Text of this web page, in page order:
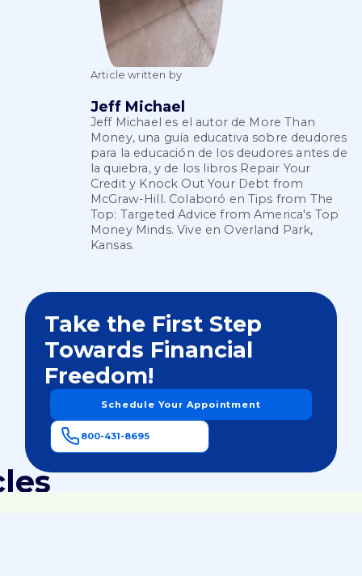
Article written by
Jeff Michael
Jeff Michael es el autor de More Than
Money, una guía educativa sobre deudores
para la educación de los deudores antes de
la quiebra, y de los libros Repair Your
Credit y Knock Out Your Debt from
McGraw-Hill. Colaboró en Tips from The
Top: Targeted Advice from America's Top
Money Minds. Vive en Overland Park,
Kansas.
Take the First Step
Towards Financial
Freedom!
Schedule Your Appointment
800-431-8695